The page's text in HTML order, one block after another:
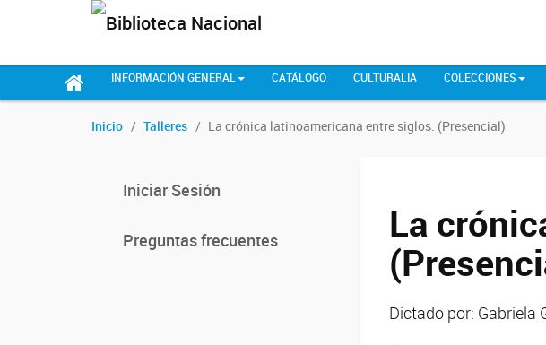
INFORMACIÓN GENERAL CATÁLOGO CULTURALIA COLECCIONES
Inicio Talleres La crónica latinoamericana entre siglos. (Presencial)
Iniciar Sesión
Preguntas frecuentes
La
Dictado por: Gabriela